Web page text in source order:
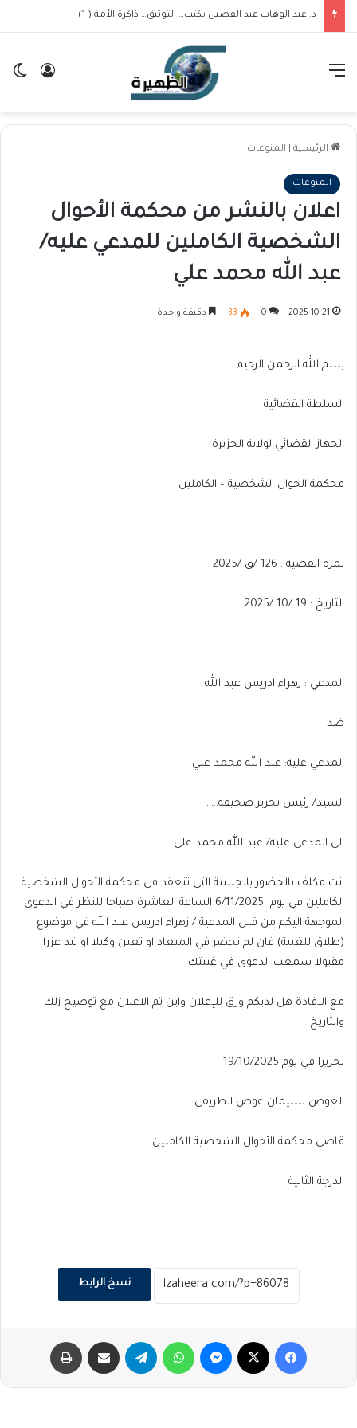
د. عبد الوهاب عبد الفضيل يكتب… التوثيق… ذاكرة الأمة ( 1)
تسجيل القائمة
الرئيسية المنوعات
المنوعات
اعلان بالنشر من محكمة الأحوال
الشخصية الكاملين للمدعي عليه/
عبد الله محمد علي
2025-10-21
0
33 دقيقة واحدة
بسم الله الرحمن الرحيم
السلطة القضائية
الجهاز القضائي لولاية الجزيرة
محكمة الحوال الشخصية – الكاملين
نمرة القضية : 126 /ق /2025
التاريخ : 19 /10 /2025
المدعي : زهراء ادريس عبد الله
ضد
المدعي عليه: عبد الله محمد علي
السيد/ رئيس تحرير صحيفة…..
الى المدعي عليه/ عبد الله محمد علي
انت مكلف بالحضور بالجلسة التي تنعقد في محكمة الأحوال الشخصية
الكاملين في يوم 6/11/2025 الساعة العاشرة صباحا للنظر في الدعوى
الموجهة اليكم من قبل المدعية / زهراء ادريس عبد الله في موضوع
(طلاق للغيبة) فان لم تحضر في الميعاد او تعين وكيلا او تبد عزرا
مقبولا سمعت الدعوى في غيبتك
مع الافادة هل لديكم ورق للإعلان واين تم الاعلان مع توضيح زلك
والتاريخ
تحريرا في يوم 19/10/2025
العوض سليمان عوض الطريفي
قاضي محكمة الأحوال الشخصية الكاملين
الدرجة الثانية
نسخ الرابط
فيسبوك ماسنجر واتساب تيلقرام مشاركة عبر البريد